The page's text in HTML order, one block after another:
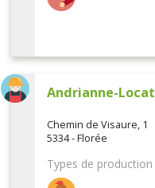
Andrianne-
Chemin de Visaure, 1
5334 - Florée
Types de production